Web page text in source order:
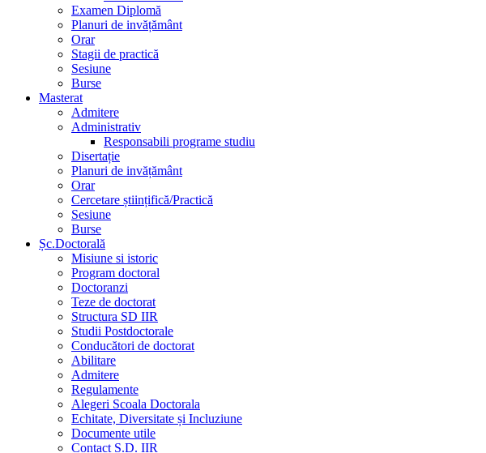
Examen Diplomă
Planuri de invățământ
Orar
Stagii de practică
Sesiune
Burse
Masterat
Admitere
Administrativ
Responsabili programe studiu
Disertație
Planuri de invățământ
Orar
Cercetare științifică/Practică
Sesiune
Burse
Șc.Doctorală
Misiune si istoric
Program doctoral
Doctoranzi
Teze de doctorat
Structura SD IIR
Studii Postdoctorale
Conducători de doctorat
Abilitare
Admitere
Regulamente
Alegeri Scoala Doctorala
Echitate, Diversitate și Incluziune
Documente utile
Contact S.D. IIR